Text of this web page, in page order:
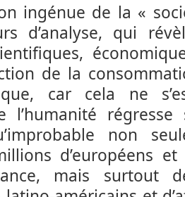
ingénue de la «
d’analyse, qui
de la
car cela ne
l’humanité
non
d’européens
mais surtout